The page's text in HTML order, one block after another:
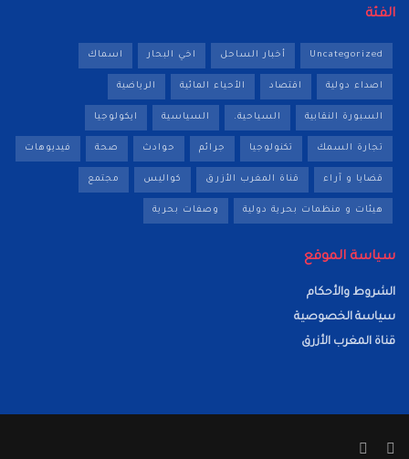
الفئة
Uncategorized أخبار الساحل اخي البحار اسماك
اصداء دولية اقتصاد الأحياء المائية الرياضية
السبورة النقابية السياحية. السياسية ايكولوجيا
تجارة السمك تكنولوجيا جرائم حوادث صحة فيديوهات
قضايا و آراء قناة المغرب الأزرق كواليس مجتمع
هيئات و منظمات بحرية دولية وصفات بحرية
سياسة الموقع
الشروط والأحكام
سياسة الخصوصية
قناة المغرب الأزرق